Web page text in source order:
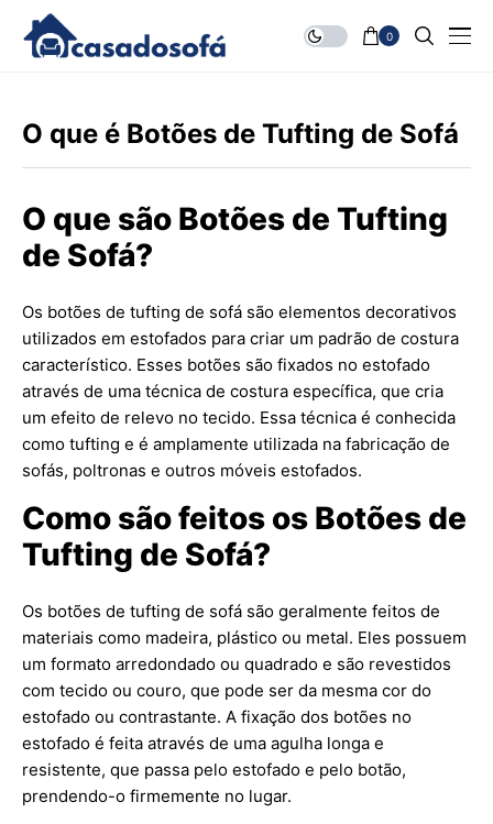
0
O que é Botões de Tufting de Sofá
O que são Botões de Tufting
de Sofá?
Os botões de tufting de sofá são elementos decorativos
utilizados em estofados para criar um padrão de costura
característico. Esses botões são fixados no estofado
através de uma técnica de costura específica, que cria
um efeito de relevo no tecido. Essa técnica é conhecida
como tufting e é amplamente utilizada na fabricação de
sofás, poltronas e outros móveis estofados.
Como são feitos os Botões de
Tufting de Sofá?
Os botões de tufting de sofá são geralmente feitos de
materiais como madeira, plástico ou metal. Eles possuem
um formato arredondado ou quadrado e são revestidos
com tecido ou couro, que pode ser da mesma cor do
estofado ou contrastante. A fixação dos botões no
estofado é feita através de uma agulha longa e
resistente, que passa pelo estofado e pelo botão,
prendendo-o firmemente no lugar.